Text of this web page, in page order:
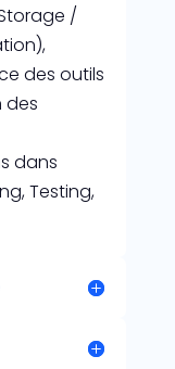
/
des outils
des
dans
Testing,